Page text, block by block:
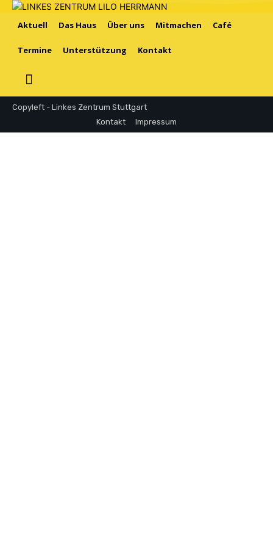
Aktuell Das Haus Über uns Mitmachen Café
Termine Unterstützung Kontakt
Copyleft - Linkes Zentrum Stuttgart
Kontakt
Impressum